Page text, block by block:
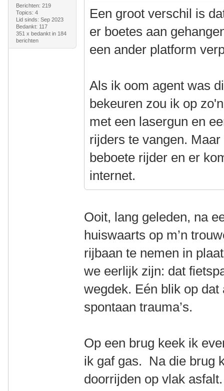
Berichten: 219
Topics: 4
Lid sinds: Sep 2023
Bedankt: 117
351 x bedankt in 184
berichten
Een groot verschil is
er boetes aan
een ander platform
Als ik oom agent was
bekeuren zou ik op
met een lasergun en
rijders te vangen.
beboete rijder en er
internet.
Ooit, lang geleden, na
huiswaarts op m’n
rijbaan te nemen in
we eerlijk zijn: dat
wegdek. Eén blik op
spontaan trauma’s.
Op een brug keek ik
ik gaf gas. Na die brug
doorrijden op vlak